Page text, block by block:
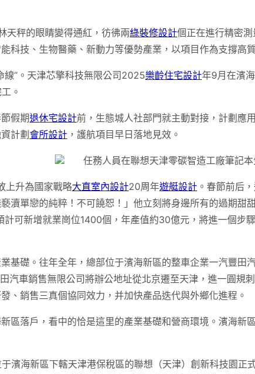
秤的眼睛變得通紅，彷彿兩綠裝修設計個正在進行精密測
科技、生物醫藥、新動力等優勢產業，以項目作為支撐高
線”。天津芯擎科技無限公司2025樂齡住宅設計年9月在濱
。
假期退休宅設計前，生態城人社部門就主動對接，計劃應
計劃 會所設計 ，護航項目早日落地見效。
任務人員在聯想天津零碳智造工廠筆記本
上升為國家戰略大直室內設計20周年遊艇設計 。春節前后
瀆單戀的純粹！不可饒恕！」他立刻將身邊所有的過期
計可新增就業崗位1400個，年產值約30億元，將進一個步
基礎。往年全年，總部位于濱海新區的整車企業一汽豐
汽車銷售無限公司將辦公地址從北京遷至天津，進一圓規
、銷售三真個協同效力，并加快產品迭代與外鄉化進程。
區落戶，看中的恰是這里的產業基礎和營商環境。濱海
濱海新區下轄天津港保稅區的聯想（天津）創新科技園正